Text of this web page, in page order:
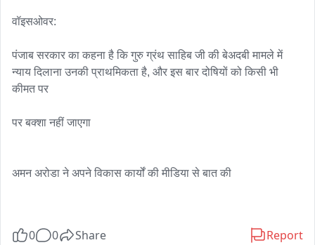
वॉइसओवर:
पंजाब सरकार का कहना है कि गुरु ग्रंथ साहिब जी की बेअदबी मामले में
न्याय दिलाना उनकी प्राथमिकता है, और इस बार दोषियों को किसी भी
कीमत पर
पर बक्शा नहीं जाएगा
अमन अरोडा ने अपने विकास कार्यों की मीडिया से बात की
0 0 Share Report